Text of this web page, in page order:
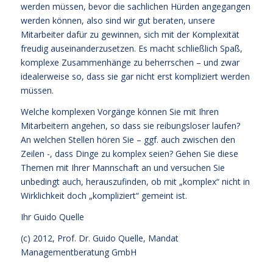
werden müssen, bevor die sachlichen Hürden angegangen
werden können, also sind wir gut beraten, unsere
Mitarbeiter dafür zu gewinnen, sich mit der Komplexität
freudig auseinanderzusetzen. Es macht schließlich Spaß,
komplexe Zusammenhänge zu beherrschen – und zwar
idealerweise so, dass sie gar nicht erst kompliziert werden
müssen.
Welche komplexen Vorgänge können Sie mit Ihren
Mitarbeitern angehen, so dass sie reibungsloser laufen?
An welchen Stellen hören Sie – ggf. auch zwischen den
Zeilen -, dass Dinge zu komplex seien? Gehen Sie diese
Themen mit Ihrer Mannschaft an und versuchen Sie
unbedingt auch, herauszufinden, ob mit „komplex“ nicht in
Wirklichkeit doch „kompliziert“ gemeint ist.
Ihr Guido Quelle
(c) 2012, Prof. Dr. Guido Quelle, Mandat
Managementberatung GmbH